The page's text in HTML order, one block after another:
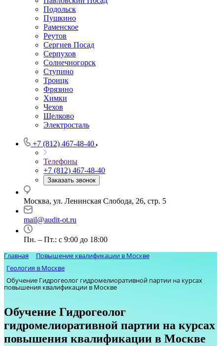
Подольск
Пушкино
Раменское
Реутов
Сергиев Посад
Серпухов
Солнечногорск
Ступино
Троицк
Фрязино
Химки
Чехов
Щелково
Электросталь
+7 (812) 467-48-40
Телефоны
+7 (812) 467-48-40
Заказать звонок
Москва, ул. Ленинская Слобода, 26, стр. 5
mail@audit-ot.ru
Пн. – Пт.: с 9:00 до 18:00
Главная
Повышение квалификации в Москве
Геология в Москве
Обучение Гидрогеолог гидромелиоративной партии на курсах
повышения квалификации в Москве
Обучение Гидрогеолог
гидромелиоративной партии на курсах
повышения квалификации в Москве